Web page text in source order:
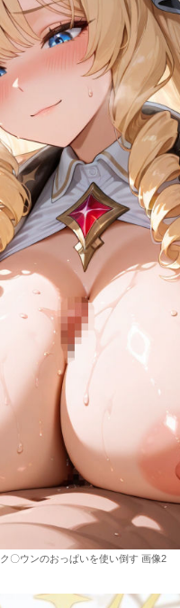
ク〇ウンのおっぱいを使い倒す 画像2